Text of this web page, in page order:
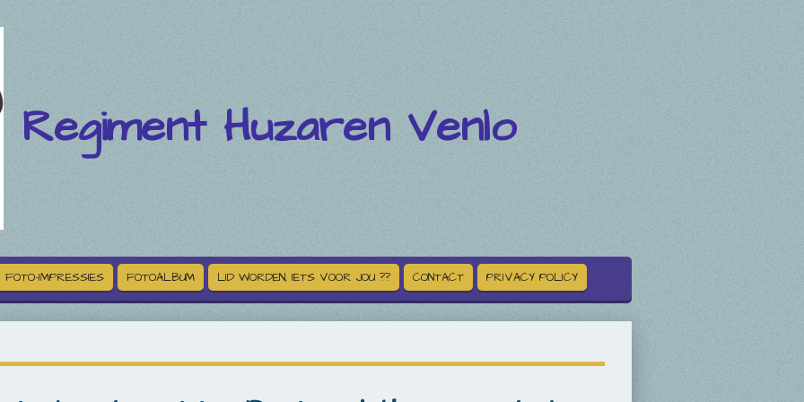
Regiment Huzaren Venlo
FOTO-IMPRESSIES FOTOALBUM LID WORDEN, IETS VOOR JOU ?? CONTACT PRIVACY POLICY